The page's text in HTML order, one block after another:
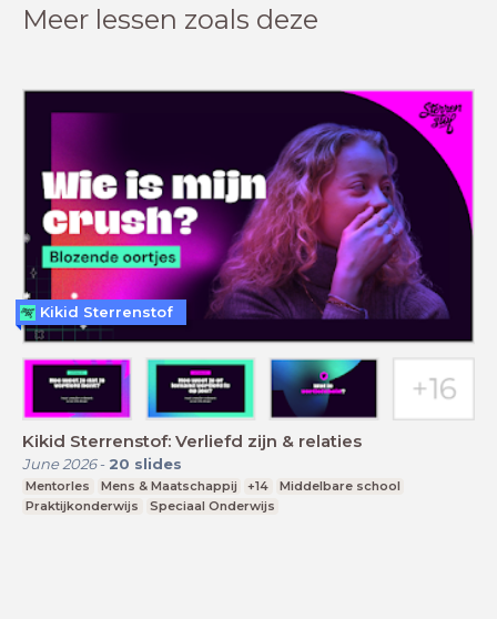
Meer lessen zoals deze
Kikid Sterrenstof: Verliefd zijn & relaties
June 2026- 20 slides
Mentorles Mens & Maatschappij +14
Middelbare school
Praktijkonderwijs
Speciaal Onderwijs
Kikid Sterrenstof